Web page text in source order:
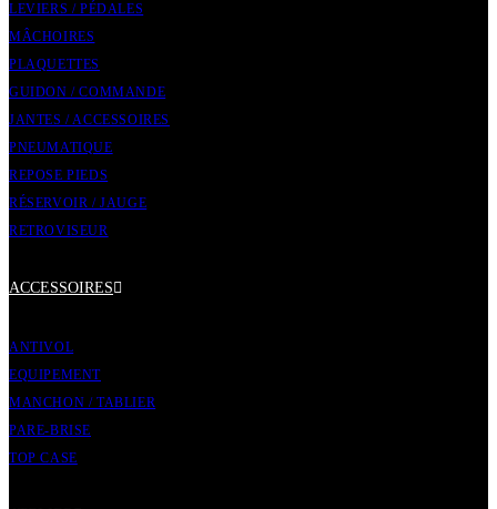
LEVIERS / PÉDALES
MÂCHOIRES
PLAQUETTES
GUIDON / COMMANDE
JANTES / ACCESSOIRES
PNEUMATIQUE
REPOSE PIEDS
RÉSERVOIR / JAUGE
RETROVISEUR
ACCESSOIRES
ANTIVOL
EQUIPEMENT
MANCHON / TABLIER
PARE-BRISE
TOP CASE